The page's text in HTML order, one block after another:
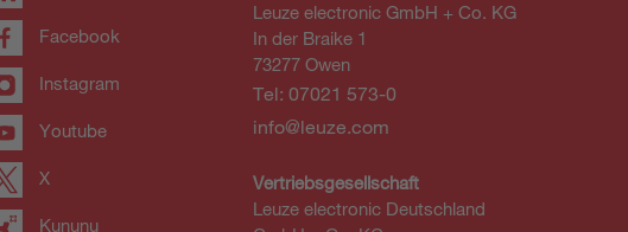
Facebook
Instagram
Youtube
X
Kununu
Leuze electronic GmbH + Co. KG
In der Braike 1
73277 Owen
Tel: 07021 573-0
info@leuze.com
Vertriebsgesellschaft
Leuze electronic Deutschland